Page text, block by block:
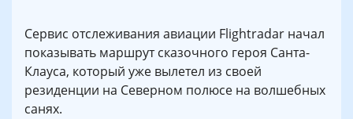
Сервис отслеживания авиации Flightradar начал
показывать маршрут сказочного героя Санта-
Клауса, который уже вылетел из своей
резиденции на Северном полюсе на волшебных
санях.